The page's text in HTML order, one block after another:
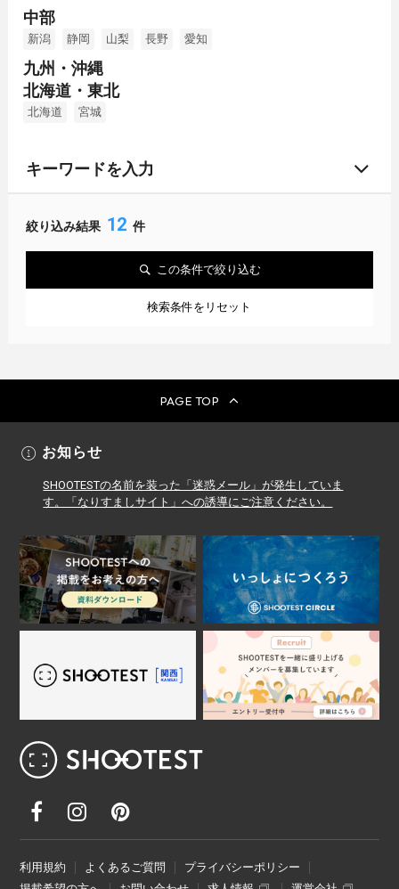
中部
新潟 静岡 山梨 長野 愛知
九州・沖縄
北海道・東北
北海道 宮城
キーワードを入力
絞り込み結果 12 件
この条件で絞り込む
検索条件をリセット
PAGE TOP
お知らせ
SHOOTESTの名前を装った「迷惑メール」が発生していま
す。「なりすましサイト」への誘導にご注意ください。
利用規約 よくあるご質問
プライバシーポリシー